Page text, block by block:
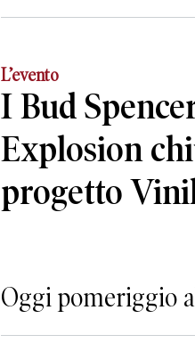
L’evento
I Bud
Explosion
progetto
Oggi pomeriggio